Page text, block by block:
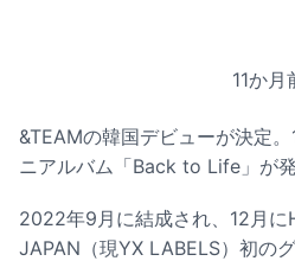
11か月
&TEAMの韓国デビューが決定
ニアルバム「Back to Life」が発
2022年9月に結成され、12月に
JAPAN（現YX LABELS）初の